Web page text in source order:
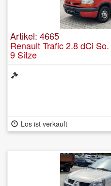
Artikel: 4665
Renault Trafic 2.8 dCi
9 Sitze
Los ist verkauft